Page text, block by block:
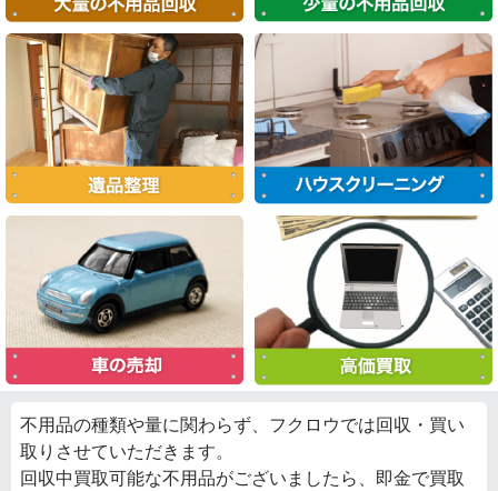
不用品の種類や量に関わらず、フクロウでは回収・買い
取りさせていただきます。
回収中買取可能な不用品がございましたら、即金で買取